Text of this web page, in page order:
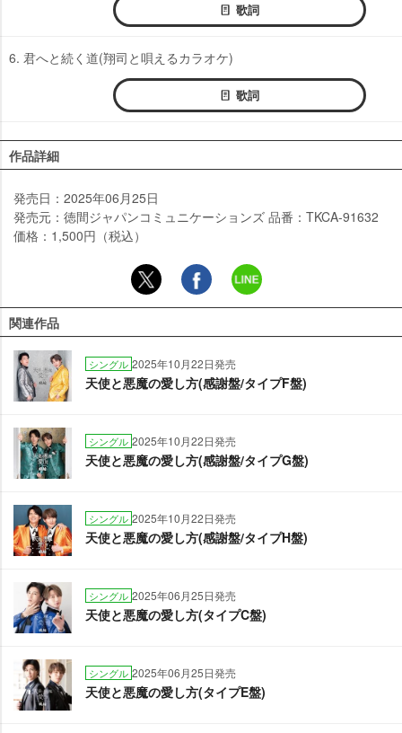
歌詞
6. 君へと続く道(翔司と唄えるカラオケ)
歌詞
作品詳細
発売日：2025年06月25日
発売元：徳間ジャパンコミュニケーションズ 品番：TKCA-91632
価格：1,500円（税込）
関連作品
シングル 2025年10月22日発売
天使と悪魔の愛し方(感謝盤/タイプF盤)
シングル 2025年10月22日発売
天使と悪魔の愛し方(感謝盤/タイプG盤)
シングル 2025年10月22日発売
天使と悪魔の愛し方(感謝盤/タイプH盤)
シングル 2025年06月25日発売
天使と悪魔の愛し方(タイプC盤)
シングル 2025年06月25日発売
天使と悪魔の愛し方(タイプE盤)